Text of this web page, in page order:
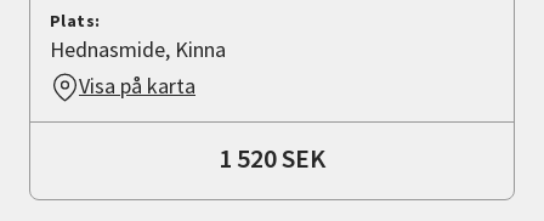
Plats:
Hednasmide, Kinna
Visa på karta
1 520 SEK